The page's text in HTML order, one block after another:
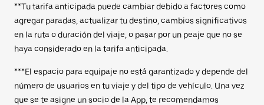
**Tu tarifa anticipada puede cambiar debido a factores como
agregar paradas, actualizar tu destino, cambios significativos
en la ruta o duración del viaje, o pasar por un peaje que no se
haya considerado en la tarifa anticipada.
***El espacio para equipaje no está garantizado y depende del
número de usuarios en tu viaje y del tipo de vehículo. Una vez
que se te asigne un socio de la App, te recomendamos